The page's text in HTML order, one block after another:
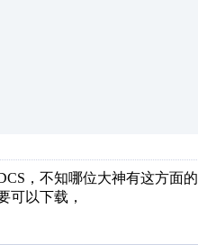
，不知哪位大神有这方面
可以下载，